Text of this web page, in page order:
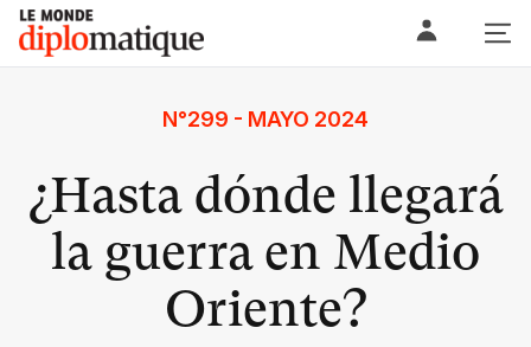
Skip
content
Le monde diplomatique
N°299 - MAYO 2024
¿Hasta dónde llegará
la guerra en Medio
Oriente?